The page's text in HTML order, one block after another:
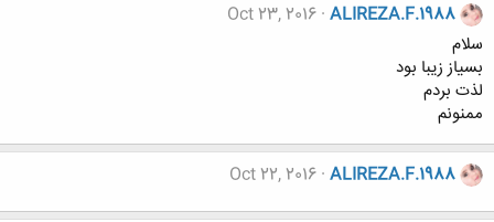
ALIREZA.F.1988
Oct 23, 2016
سلام
بسیاز زیبا بود
لذت بردم
ممنونم
ALIREZA.F.1988
Oct 22, 2016